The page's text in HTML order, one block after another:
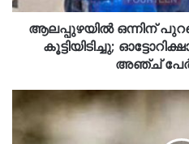
ആലപ്പുഴയിൽ ഒന്നിന്
കൂട്ടിയിടിച്ചു;
അഞ്ച്